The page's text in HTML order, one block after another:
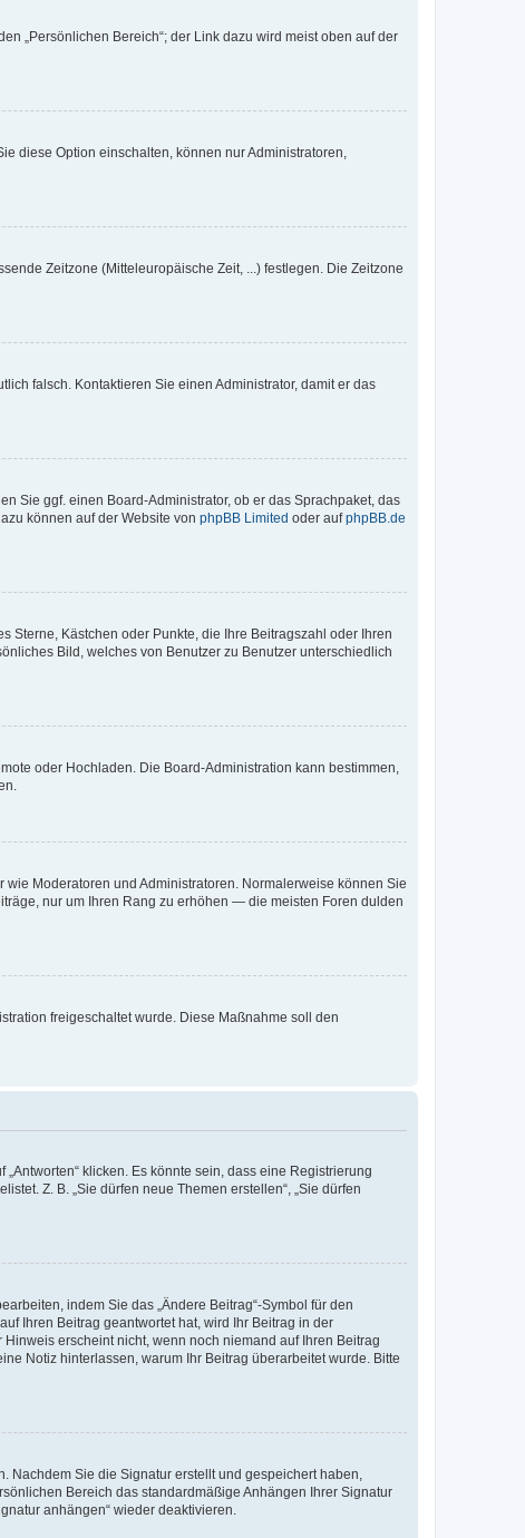
„Persönlichen Bereich“; der Link dazu wird meist oben auf der
diese Option einschalten, können nur Administratoren,
Zeitzone (Mitteleuropäische Zeit, ...) festlegen. Die Zeitzone
falsch. Kontaktieren Sie einen Administrator, damit er das
Sie ggf. einen Board-Administrator, ob er das Sprachpaket, das
können auf der Website von phpBB Limited oder aufphpBB.de
Sterne, Kästchen oder Punkte, die Ihre Beitragszahl oder Ihren
Bild, welches von Benutzer zu Benutzer unterschiedlich
oder Hochladen. Die Board-Administration kann bestimmen,
Moderatoren und Administratoren. Normalerweise können Sie
nur um Ihren Rang zu erhöhen — die meisten Foren dulden
freigeschaltet wurde. Diese Maßnahme soll den
klicken. Es könnte sein, dass eine Registrierung
Z. B. „Sie dürfen neue Themen erstellen“, „Sie dürfen
indem Sie das „Ändere Beitrag“-Symbol für den
Ihren Beitrag geantwortet hat, wird Ihr Beitrag in der
erscheint nicht, wenn noch niemand auf Ihren Beitrag
Notiz hinterlassen, warum Ihr Beitrag überarbeitet wurde. Bitte
Nachdem Sie die Signatur erstellt und gespeichert haben,
Bereich das standardmäßige Anhängen Ihrer Signatur
anhängen“ wieder deaktivieren.